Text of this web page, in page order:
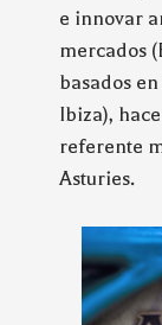
e innovar
mercados
basados
Ibiza),
referente
Asturies.